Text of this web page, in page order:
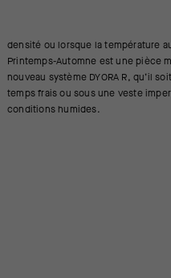
conditions humides.